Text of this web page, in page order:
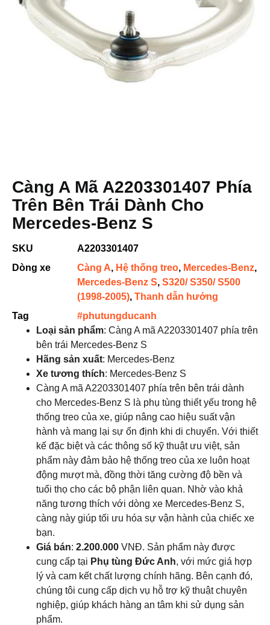
Càng A Mã A2203301407 Phía
Trên Bên Trái Dành Cho
Mercedes-Benz S
SKU
A2203301407
Dòng xe
Càng A, Hệ thống treo, Mercedes-Benz,
Mercedes-Benz S, S320/ S350/ S500
(1998-2005), Thanh dẫn hướng
Tag
#phutungducanh
Loại sản phẩm: Càng A mã A2203301407 phía trên
bên trái Mercedes-Benz S
Hãng sản xuất: Mercedes-Benz
Xe tương thích: Mercedes-Benz S
Càng A mã A2203301407 phía trên bên trái dành
cho Mercedes-Benz S là phụ tùng thiết yếu trong hệ
thống treo của xe, giúp nâng cao hiệu suất vận
hành và mang lại sự ổn định khi di chuyển. Với thiết
kế đặc biệt và các thông số kỹ thuật ưu việt, sản
phẩm này đảm bảo hệ thống treo của xe luôn hoạt
động mượt mà, đồng thời tăng cường độ bền và
tuổi thọ cho các bộ phận liên quan. Nhờ vào khả
năng tương thích với dòng xe Mercedes-Benz S,
càng này giúp tối ưu hóa sự vận hành của chiếc xe
bạn.
Giá bán: 2.200.000 VNĐ. Sản phẩm này được
cung cấp tại Phụ tùng Đức Anh, với mức giá hợp
lý và cam kết chất lượng chính hãng. Bên cạnh đó,
chúng tôi cung cấp dịch vụ hỗ trợ kỹ thuật chuyên
nghiệp, giúp khách hàng an tâm khi sử dụng sản
phẩm.